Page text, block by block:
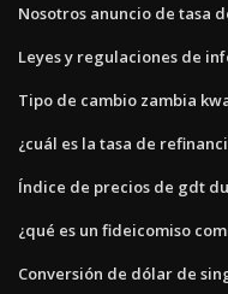
Nosotros anuncio de tasa
Leyes y regulaciones de
Tipo de cambio zambia
¿cuál es la tasa de
Índice de precios de gdt
¿qué es un fideicomiso
Conversión de dólar de